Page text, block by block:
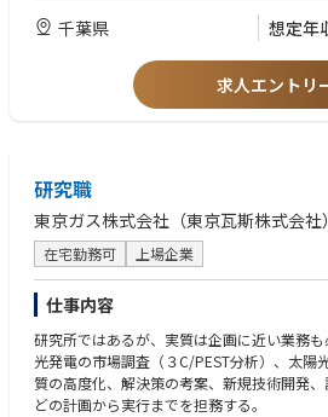
【配属部署】
・首都圏CCS株式会社 パイプライン建設
・普通自動車免許
・宅地建物取引士など法律系の公的資格、
・ビジネスコミュニケーションに支障のな
※特定の資格は不要
千葉県 想定年
求人エントリ
研究職
東京ガス株式会社（東京瓦斯株式会社）
在宅勤務可 上場企業
仕事内容
研究所ではあるが、実質は企画に近い業務
光発電の市場調査（３C/PEST分析）、太陽
質の高度化、解決策の考案、新規技術開発
どの計画から実行までを担務する。